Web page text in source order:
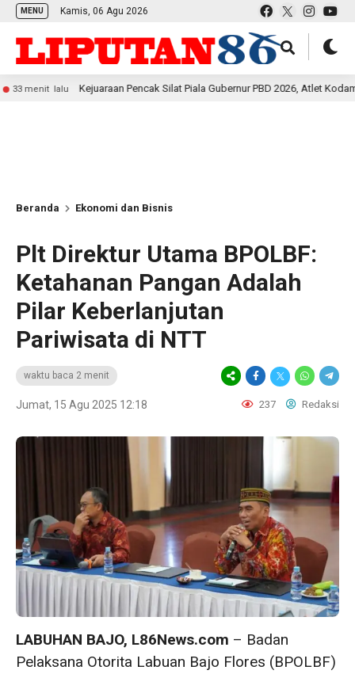
MENU Kamis, 06 Agu 2026
Kejuaraan Pencak Silat Piala Gubernur PBD 2026, Atlet Kodam XVIII
Beranda Ekonomi dan Bisnis
Plt Direktur Utama BPOLBF:
Ketahanan Pangan Adalah
Pilar Keberlanjutan
Pariwisata di NTT
waktu baca 2 menit
Jumat, 15 Agu 2025 12:18 237 Redaksi
LABUHAN BAJO, L86News.com – Badan
Pelaksana Otorita Labuan Bajo Flores (BPOLBF)